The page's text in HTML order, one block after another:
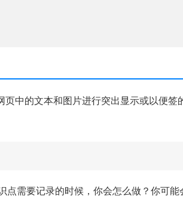
中的文本和图片进行突出显示或以便签
点需要记录的时候，你会怎么做？你可能